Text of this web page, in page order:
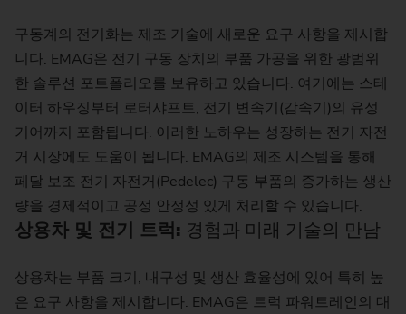
구동계의 전기화는 제조 기술에 새로운 요구 사항을 제시합
니다. EMAG은 전기 구동 장치의 부품 가공을 위한 광범위
한 솔루션 포트폴리오를 보유하고 있습니다. 여기에는 스테
이터 하우징부터 로터샤프트, 전기 변속기(감속기)의 유성
기어까지 포함됩니다. 이러한 노하우는 성장하는 전기 자전
거 시장에도 도움이 됩니다. EMAG의 제조 시스템을 통해
페달 보조 전기 자전거(Pedelec) 구동 부품의 증가하는 생산
량을 경제적이고 공정 안정성 있게 처리할 수 있습니다.
상용차 및 전기 트럭: 경험과 미래 기술의 만남
상용차는 부품 크기, 내구성 및 생산 효율성에 있어 특히 높
은 요구 사항을 제시합니다. EMAG은 트럭 파워트레인의 대